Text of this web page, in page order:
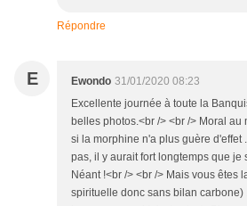
Répondre
E Ewondo 31/01/2020 08:23
Excellente journée à toute la
belles photos.<br /> <br /> Moral au
si la morphine n'a plus guère d'effet
pas, il y aurait fort longtemps que je
Néant !<br /> <br /> Mais vous êtes
spirituelle donc sans bilan carbone)